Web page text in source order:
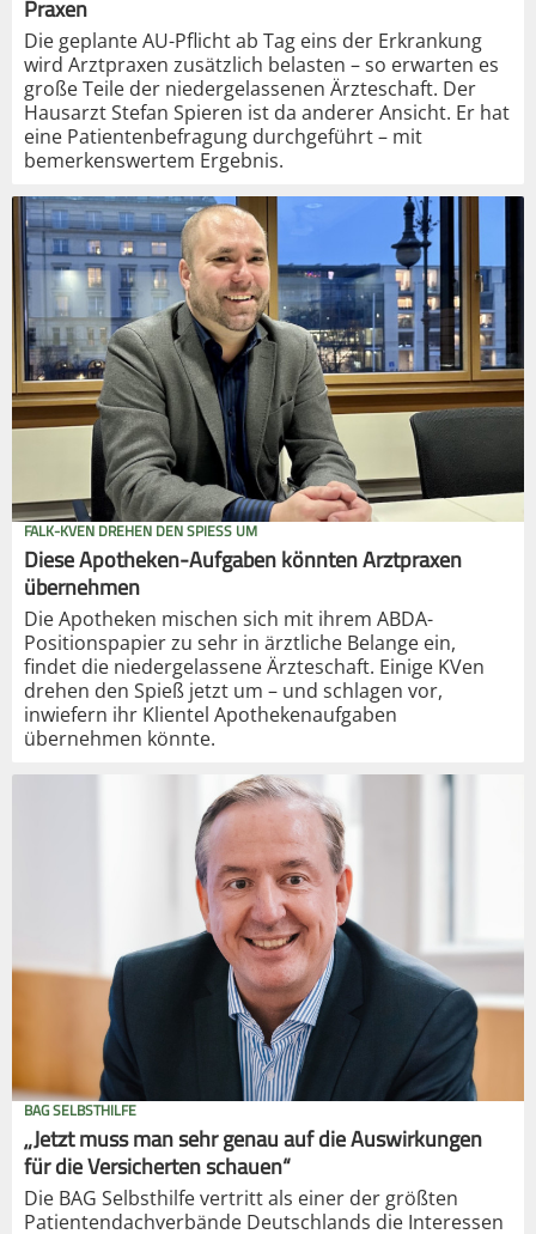
Praxen
Die geplante AU-Pflicht ab Tag eins der Erkrankung
wird Arztpraxen zusätzlich belasten – so erwarten es
große Teile der niedergelassenen Ärzteschaft. Der
Hausarzt Stefan Spieren ist da anderer Ansicht. Er hat
eine Patientenbefragung durchgeführt – mit
bemerkenswertem Ergebnis.
FALK-KVEN DREHEN DEN SPIESS UM
Diese Apotheken-Aufgaben könnten Arztpraxen
übernehmen
Die Apotheken mischen sich mit ihrem ABDA-
Positionspapier zu sehr in ärztliche Belange ein,
findet die niedergelassene Ärzteschaft. Einige KVen
drehen den Spieß jetzt um – und schlagen vor,
inwiefern ihr Klientel Apothekenaufgaben
übernehmen könnte.
BAG SELBSTHILFE
„Jetzt muss man sehr genau auf die Auswirkungen
für die Versicherten schauen“
Die BAG Selbsthilfe vertritt als einer der größten
Patientendachverbände Deutschlands die Interessen